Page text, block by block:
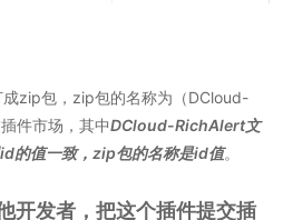
zip包，zip包的名称为（DCloud-
件市场，其中DCloud-RichAlert文
的值一致，zip包的名称是id值。
开发者，把这个插件提交插